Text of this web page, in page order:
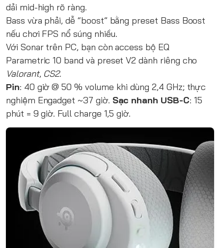
dải mid-high rõ ràng.
Bass vừa phải, dễ “boost” bằng preset Bass Boost
nếu chơi FPS nổ súng nhiều.
Với Sonar trên PC, bạn còn access bộ EQ
Parametric 10 band và preset V2 dành riêng cho
Valorant, CS2.
Pin: 40 giờ @ 50 % volume khi dùng 2,4 GHz; thực
nghiệm Engadget ~37 giờ. Sạc nhanh USB-C: 15
phút = 9 giờ. Full charge 1,5 giờ.